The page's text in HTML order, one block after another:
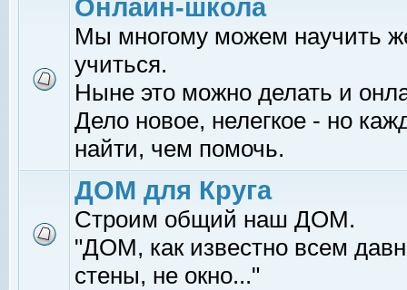
Онлайн-школа
Мы многому можем научить
учиться.
Ныне это можно делать и
Дело новое, нелегкое - но
найти, чем помочь.
ДОМ для Круга
Строим общий наш ДОМ.
"ДОМ, как известно всем
стены, не окно..."